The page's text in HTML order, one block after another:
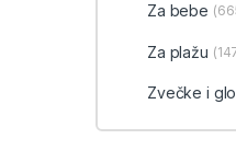
Za bebe
Za plažu
Zvečke i